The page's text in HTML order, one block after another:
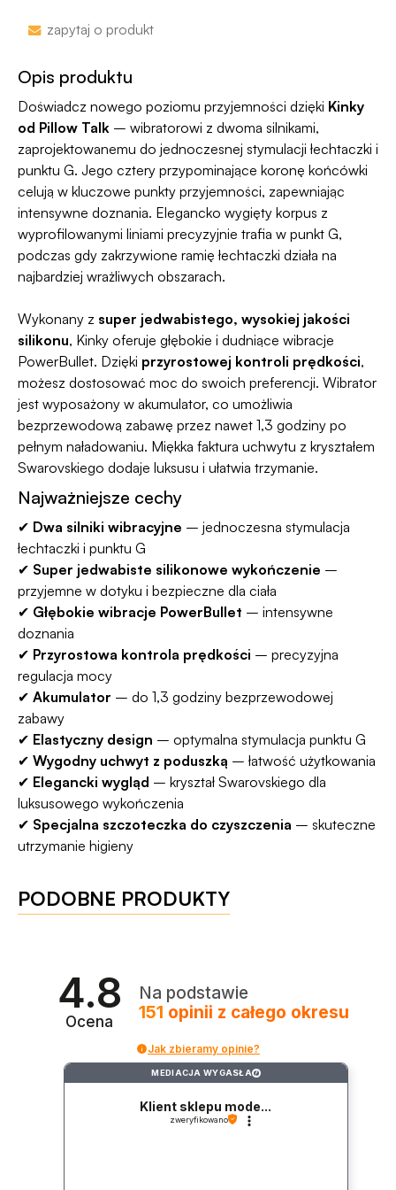
Dyskrecji — jeśli ją naruszymy, zwrócimy Ci
100 dni na zwrot. Sam proces jesy niezwykle
programu Wygodne Zwroty®
zapytaj o produkt
Opis produktu
Doświadcz nowego poziomu przyjemności dzięki Kinky
od Pillow Talk – wibratorowi z dwoma silnikami,
zaprojektowanemu do jednoczesnej stymulacji łechtaczki i
punktu G. Jego cztery przypominające koronę końcówki
celują w kluczowe punkty przyjemności, zapewniając
intensywne doznania. Elegancko wygięty korpus z
wyprofilowanymi liniami precyzyjnie trafia w punkt G,
podczas gdy zakrzywione ramię łechtaczki działa na
najbardziej wrażliwych obszarach.
Wykonany z super jedwabistego, wysokiej jakości
silikonu, Kinky oferuje głębokie i dudniące wibracje
PowerBullet. Dzięki przyrostowej kontroli prędkości,
możesz dostosować moc do swoich preferencji. Wibrator
jest wyposażony w akumulator, co umożliwia
bezprzewodową zabawę przez nawet 1,3 godziny po
pełnym naładowaniu. Miękka faktura uchwytu z kryształem
Swarovskiego dodaje luksusu i ułatwia trzymanie.
Najważniejsze cechy
✔ Dwa silniki wibracyjne – jednoczesna stymulacja
łechtaczki i punktu G
✔ Super jedwabiste silikonowe wykończenie –
przyjemne w dotyku i bezpieczne dla ciała
✔ Głębokie wibracje PowerBullet – intensywne
doznania
✔ Przyrostowa kontrola prędkości – precyzyjna
regulacja mocy
✔ Akumulator – do 1,3 godziny bezprzewodowej
zabawy
✔ Elastyczny design – optymalna stymulacja punktu G
✔ Wygodny uchwyt z poduszką – łatwość użytkowania
✔ Elegancki wygląd – kryształ Swarovskiego dla
luksusowego wykończenia
✔ Specjalna szczoteczka do czyszczenia – skuteczne
utrzymanie higieny
PODOBNE PRODUKTY
4.8
Ocena
Na podstawie
151 opinii z całego okresu
Jak zbieramy opinie?
MEDIACJA WYGASŁA ?
Klient sklepu mode...
zweryfikowano